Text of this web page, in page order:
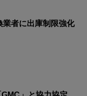
業者に出庫制限強化